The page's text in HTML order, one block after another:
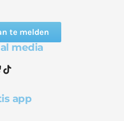
te melden
media
app